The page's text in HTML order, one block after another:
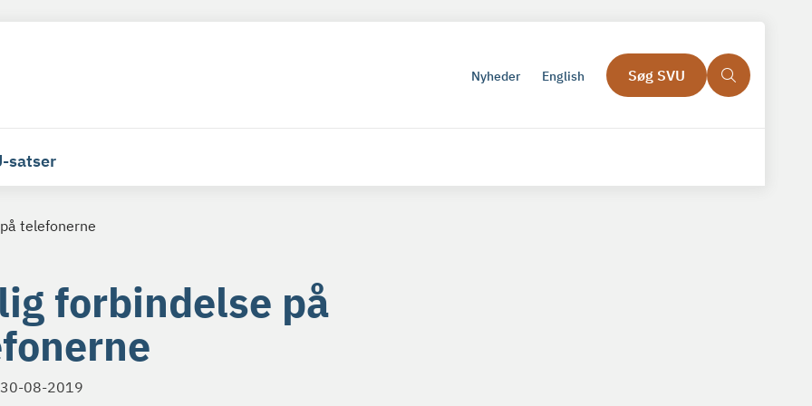
Nyheder English Søg SVU
satser
telefonerne
forbindelse på
30-08-2019